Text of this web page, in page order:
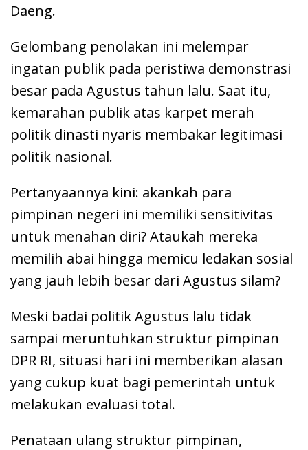
Daeng.
Gelombang penolakan ini melempar
ingatan publik pada peristiwa demonstrasi
besar pada Agustus tahun lalu. Saat itu,
kemarahan publik atas karpet merah
politik dinasti nyaris membakar legitimasi
politik nasional.
Pertanyaannya kini: akankah para
pimpinan negeri ini memiliki sensitivitas
untuk menahan diri? Ataukah mereka
memilih abai hingga memicu ledakan sosial
yang jauh lebih besar dari Agustus silam?
Meski badai politik Agustus lalu tidak
sampai meruntuhkan struktur pimpinan
DPR RI, situasi hari ini memberikan alasan
yang cukup kuat bagi pemerintah untuk
melakukan evaluasi total.
Penataan ulang struktur pimpinan,